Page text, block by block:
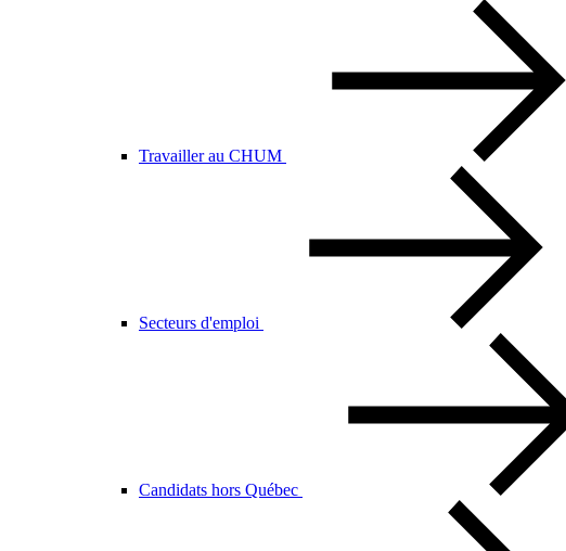
Travailler au CHUM
Secteurs d'emploi
Candidats hors Québec